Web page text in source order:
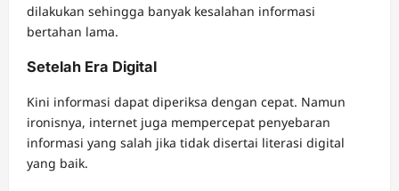
dilakukan sehingga banyak kesalahan informasi
bertahan lama.
Setelah Era Digital
Kini informasi dapat diperiksa dengan cepat. Namun
ironisnya, internet juga mempercepat penyebaran
informasi yang salah jika tidak disertai literasi digital
yang baik.